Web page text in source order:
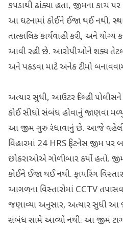
કપડાથી ઢાંક્યા હતા, જીમના કાચ
આ ઘટનામાં કોઈને ઈજા થઈ નથી.
તાત્કાલિક કાર્યવાહી કરી, અને યોગ્ય
આવી રહી છે. આરોપીઓને શક્ય
અને પકડવા માટે અનેક ટીમો
અત્યાર સુધી, આઉટર દિલ્હી
કોઈ સીધો સંબંધ હોવાનું જાણવા
આ જીમ ગુરુ રંધાવાનું છે. આજે વહેલી
વિહારમાં 24 HRS ફિટનેસ જીમ
છોકરાઓએ ગોળીબાર કર્યો હતો.
કોઈને ઈજા થઈ નથી. ફાયરિંગ
આગળના વિસ્તારોમાં CCTV
જણાવ્યા અનુસાર, અત્યાર સુધી આ
સંબંધ સામે આવ્યો નથી. આ જીમ